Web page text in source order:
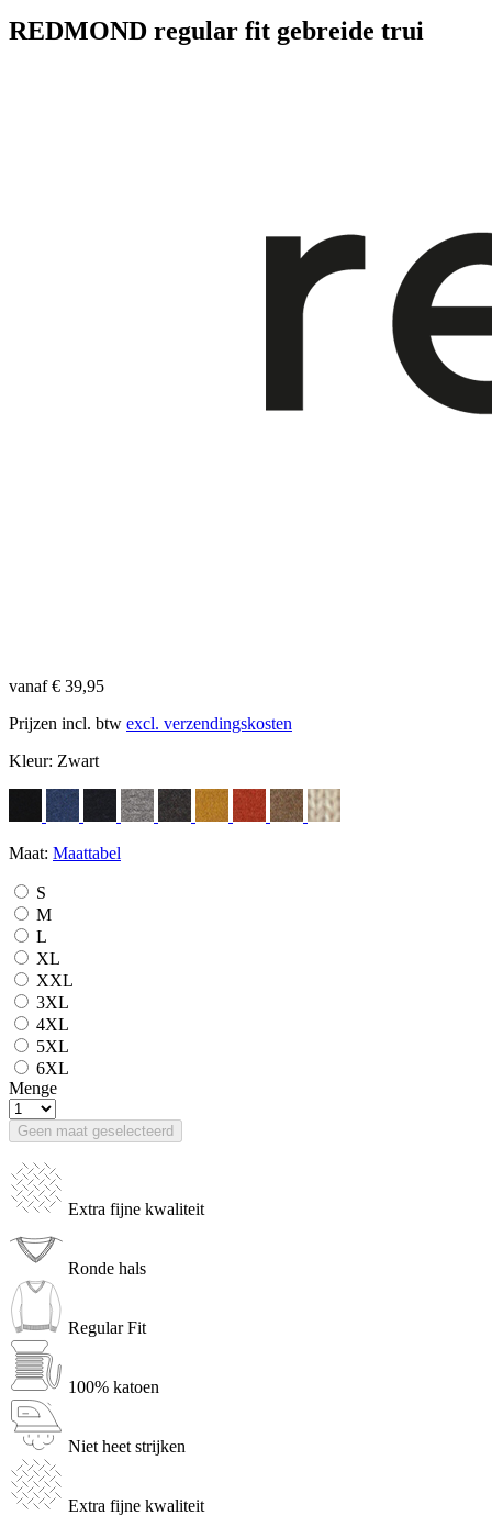
REDMOND regular fit gebreide trui
vanaf € 39,95
Prijzen incl. btw excl. verzendingskosten
Kleur: Zwart
Maat: Maattabel
S
M
L
XL
XXL
3XL
4XL
5XL
6XL
Menge
Geen maat geselecteerd
Extra fijne kwaliteit
Ronde hals
Regular Fit
100% katoen
Niet heet strijken
Extra fijne kwaliteit